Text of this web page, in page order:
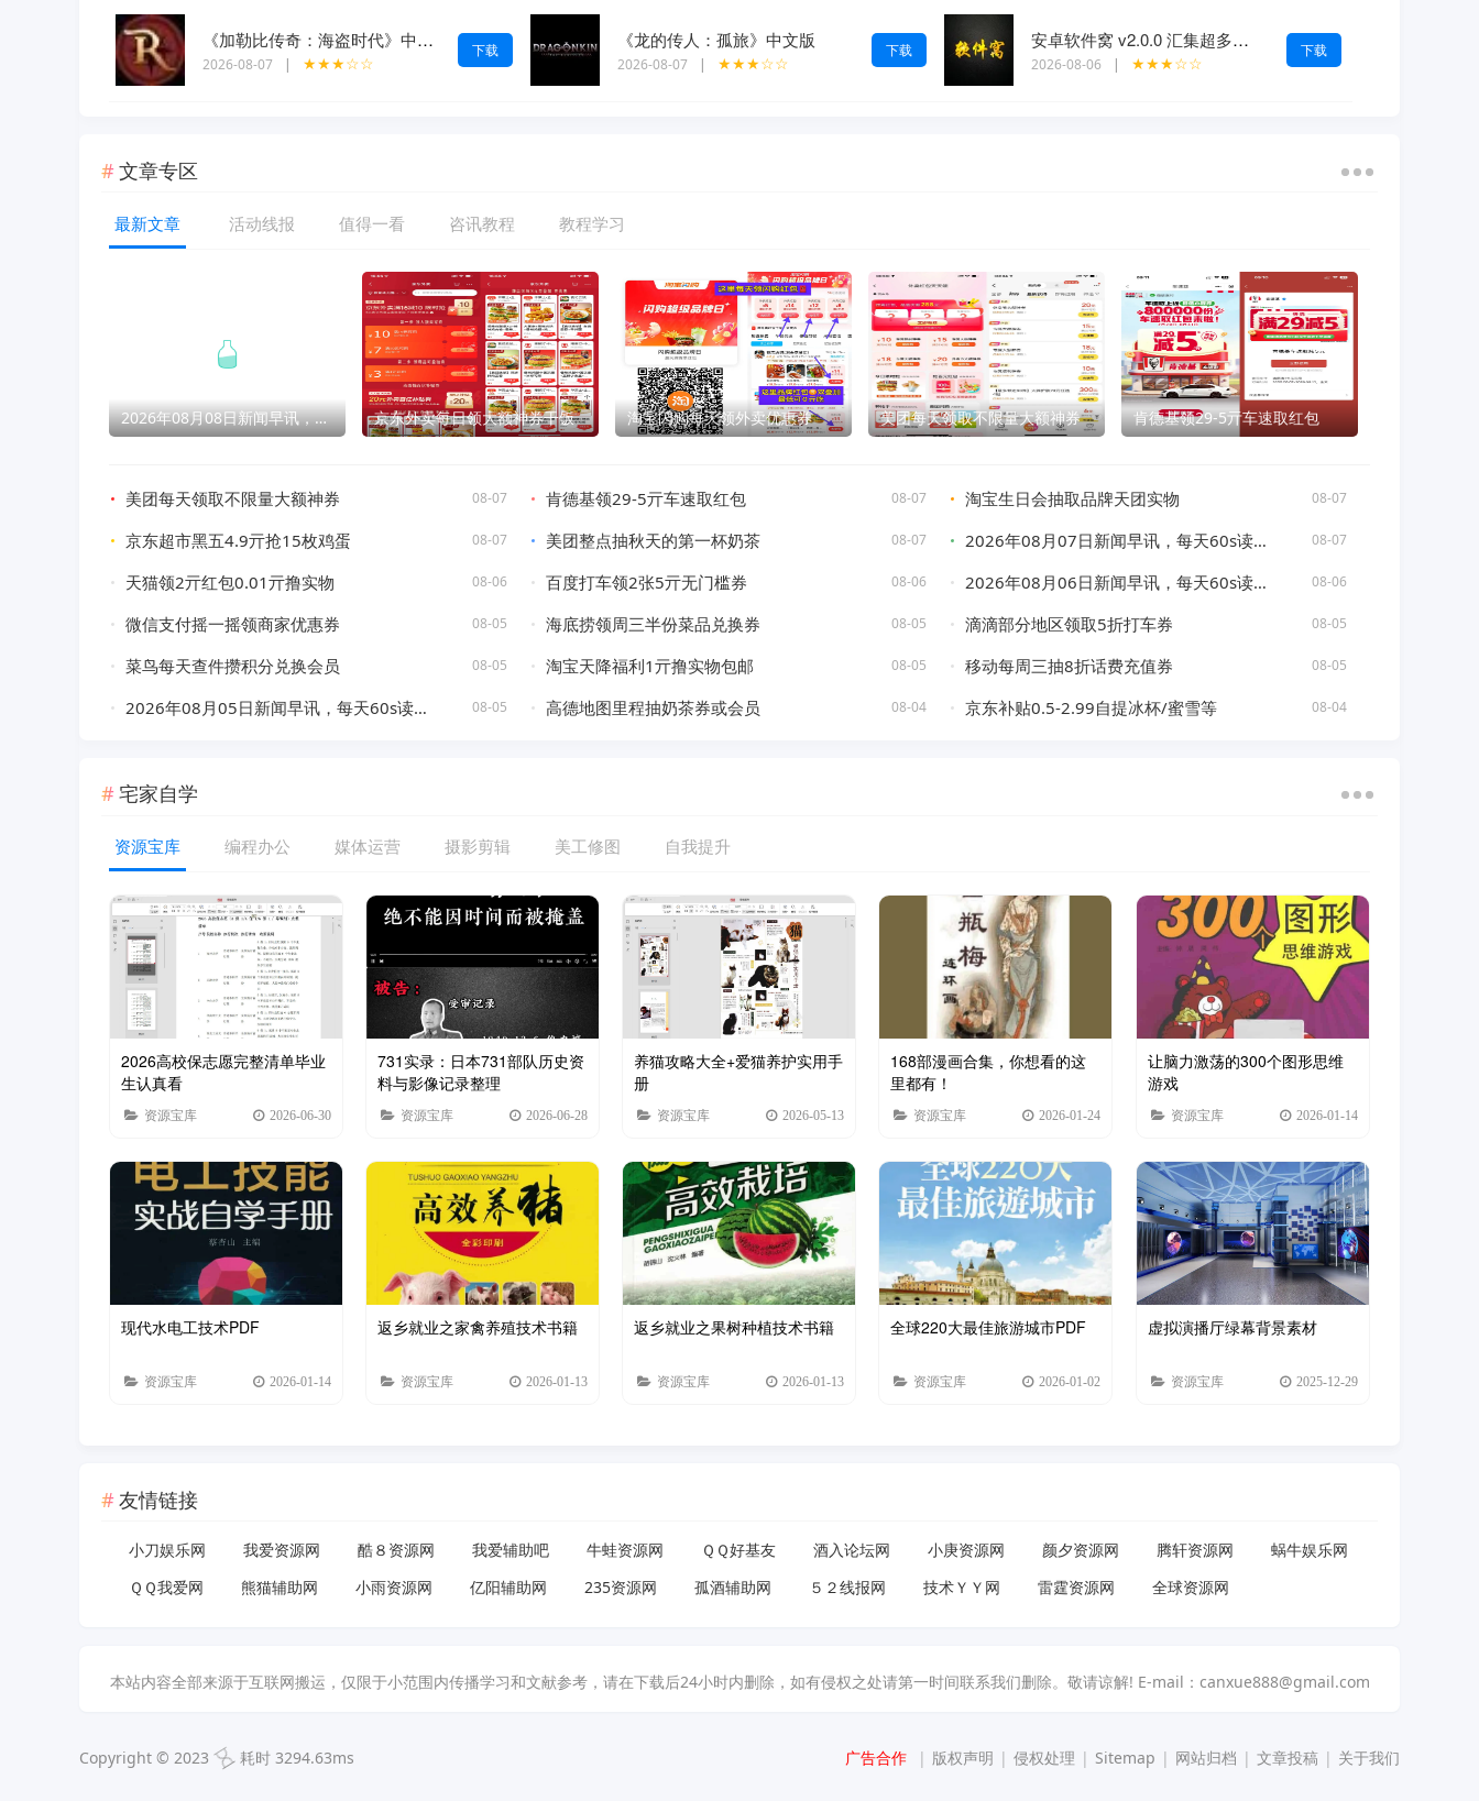
《加勒比传奇：海盗时代》中文版
2026-08-07 | ★★★☆☆
下载 《龙的传人：孤旅》中文版
2026-08-07 | ★★★☆☆
下载 安卓软件窝 v2.0.0 汇集超多功能
2026-08-06 | ★★★☆☆
下载
文章专区
最新文章 活动线报 值得一看 咨讯教程 教程学习
2026年08月08日新闻早讯，每天60s读懂世界 京东外卖每日领大额神券干饭 淘宝闪购每天领外卖优惠券 美团每天领取不限量大额神券 肯德基领29-5亓车速取红包
美团每天领取不限量大额神券 08-07 肯德基领29-5亓车速取红包 08-07 淘宝生日会抽取品牌天团实物 08-07
京东超市黑五4.9亓抢15枚鸡蛋 08-07 美团整点抽秋天的第一杯奶茶 08-07 2026年08月07日新闻早讯，每天60s读懂世界 08-07
天猫领2亓红包0.01亓撸实物 08-06 百度打车领2张5亓无门槛券 08-06 2026年08月06日新闻早讯，每天60s读懂世界 08-06
微信支付摇一摇领商家优惠券 08-05 海底捞领周三半份菜品兑换券 08-05 滴滴部分地区领取5折打车券 08-05
菜鸟每天查件攒积分兑换会员 08-05 淘宝天降福利1亓撸实物包邮 08-05 移动每周三抽8折话费充值券 08-05
2026年08月05日新闻早讯，每天60s读懂世界 08-05 高德地图里程抽奶茶券或会员 08-04 京东补贴0.5-2.99自提冰杯/蜜雪等 08-04
宅家自学
资源宝库 编程办公 媒体运营 摄影剪辑 美工修图 自我提升
2026高校保志愿完整清单毕业
生认真看
资源宝库 2026-06-30
731实录：日本731部队历史资
料与影像记录整理
资源宝库 2026-06-28
养猫攻略大全+爱猫养护实用手
册
资源宝库 2026-05-13
168部漫画合集，你想看的这
里都有！
资源宝库 2026-01-24
让脑力激荡的300个图形思维
游戏
资源宝库 2026-01-14
现代水电工技术PDF
资源宝库 2026-01-14
返乡就业之家禽养殖技术书籍
资源宝库 2026-01-13
返乡就业之果树种植技术书籍
资源宝库 2026-01-13
全球220大最佳旅游城市PDF
资源宝库 2026-01-02
虚拟演播厅绿幕背景素材
资源宝库 2025-12-29
友情链接
小刀娱乐网 我爱资源网 酷８资源网 我爱辅助吧 牛蛙资源网 ＱＱ好基友 酒入论坛网 小庚资源网 颜夕资源网 腾轩资源网
蜗牛娱乐网
ＱＱ我爱网
熊猫辅助网 小雨资源网 亿阳辅助网 235资源网 孤酒辅助网 ５２线报网 技术ＹＹ网 雷霆资源网 全球资源网
本站内容全部来源于互联网搬运，仅限于小范围内传播学习和文献参考，请在下载后24小时内删除，如有侵权之处请第一时间联系我们删除。敬请谅解! E-mail：canxue888@gmail.com
Copyright © 2023 耗时 3294.63ms 广告合作 | 版权声明 | 侵权处理 | Sitemap | 网站归档 | 文章投稿 | 关于我们